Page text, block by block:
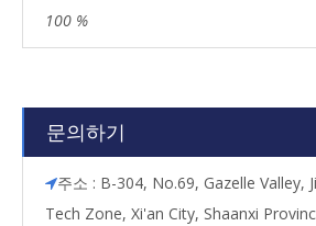
100 %
문의하기
주소 : B-304, No.69, Gazelle Valley,
Tech Zone, Xi'an City, Shaanxi